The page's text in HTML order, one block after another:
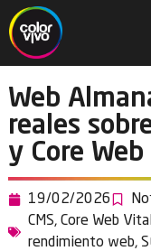
Web
reales
y Core
19/02/2026
CMS, Core Web
rendimiento web,